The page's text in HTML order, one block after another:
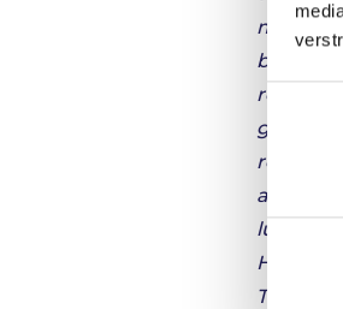
met
bezig
gaan
andere
Het
Toch